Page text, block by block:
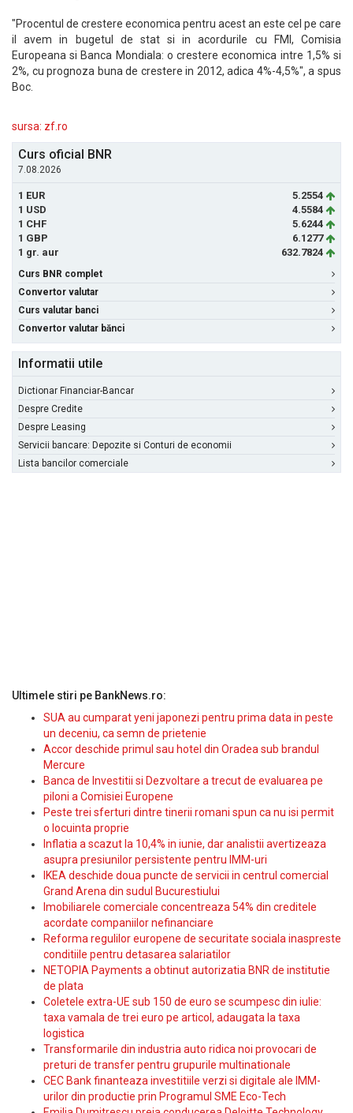
"Procentul de crestere economica pentru acest an este cel pe care
il avem in bugetul de stat si in acordurile cu FMI, Comisia
Europeana si Banca Mondiala: o crestere economica intre 1,5% si
2%, cu prognoza buna de crestere in 2012, adica 4%-4,5%", a spus
Boc.
sursa: zf.ro
Curs oficial BNR
7.08.2026
1 EUR
5.2554
1 USD
4.5584
1 CHF
5.6244
1 GBP
6.1277
1 gr. aur
632.7824
Curs BNR complet
Convertor valutar
Curs valutar banci
Convertor valutar bănci
Informatii utile
Dictionar Financiar-Bancar
Despre Credite
Despre Leasing
Servicii bancare: Depozite si Conturi de economii
Lista bancilor comerciale
Ultimele stiri pe BankNews.ro:
SUA au cumparat yeni japonezi pentru prima data in peste
un deceniu, ca semn de prietenie
Accor deschide primul sau hotel din Oradea sub brandul
Mercure
Banca de Investitii si Dezvoltare a trecut de evaluarea pe
piloni a Comisiei Europene
Peste trei sferturi dintre tinerii romani spun ca nu isi permit
o locuinta proprie
Inflatia a scazut la 10,4% in iunie, dar analistii avertizeaza
asupra presiunilor persistente pentru IMM-uri
IKEA deschide doua puncte de servicii in centrul comercial
Grand Arena din sudul Bucurestiului
Imobiliarele comerciale concentreaza 54% din creditele
acordate companiilor nefinanciare
Reforma regulilor europene de securitate sociala inaspreste
conditiile pentru detasarea salariatilor
NETOPIA Payments a obtinut autorizatia BNR de institutie
de plata
Coletele extra-UE sub 150 de euro se scumpesc din iulie:
taxa vamala de trei euro pe articol, adaugata la taxa
logistica
Transformarile din industria auto ridica noi provocari de
preturi de transfer pentru grupurile multinationale
CEC Bank finanteaza investitiile verzi si digitale ale IMM-
urilor din productie prin Programul SME Eco-Tech